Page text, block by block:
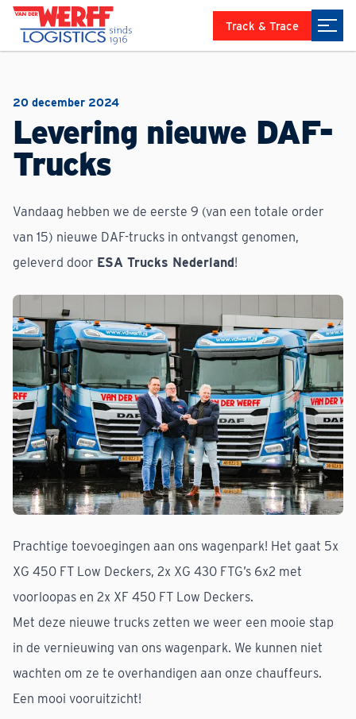
Track & Trace
20 december 2024
Levering nieuwe DAF-
Trucks
Vandaag hebben we de eerste 9 (van een totale order
van 15) nieuwe DAF-trucks in ontvangst genomen,
geleverd door ESA Trucks Nederland!
Prachtige toevoegingen aan ons wagenpark! Het gaat 5x
XG 450 FT Low Deckers, 2x XG 430 FTG’s 6x2 met
voorloopas en 2x XF 450 FT Low Deckers.
Met deze nieuwe trucks zetten we weer een mooie stap
in de vernieuwing van ons wagenpark. We kunnen niet
wachten om ze te overhandigen aan onze chauffeurs.
Een mooi vooruitzicht!